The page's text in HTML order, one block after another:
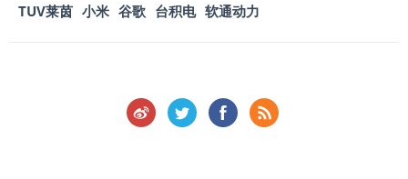
TUV莱茵 小米 谷歌 台积电 软通动力